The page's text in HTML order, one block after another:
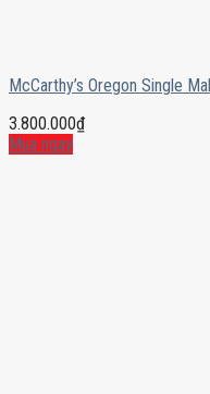
McCarthy’s Oregon Single
3.800.000₫
Mua ngay